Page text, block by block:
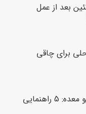
بعد از عمل
برای چاقی
اقدامات قبل از عمل اسلیو معده: 5 راهنمایی